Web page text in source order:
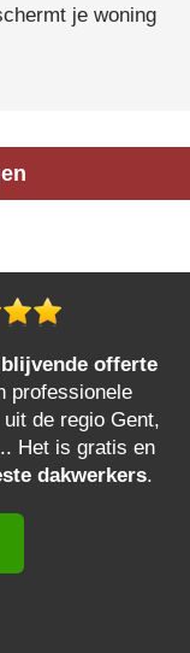
je woning
offerte
professionele
uit de regio Gent,
Het is gratis en
dakwerkers.